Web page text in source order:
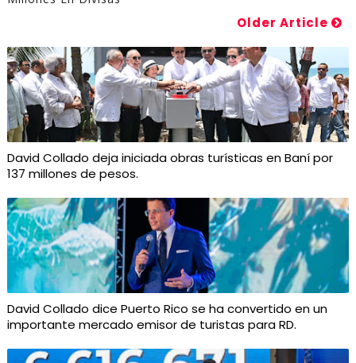
Older Article
David Collado deja iniciada obras turísticas en Baní por
137 millones de pesos.
David Collado dice Puerto Rico se ha convertido en un
importante mercado emisor de turistas para RD.